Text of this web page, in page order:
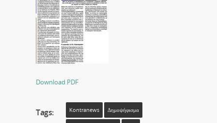
Download PDF
Tags: Kontranews Δημοψήφισμα